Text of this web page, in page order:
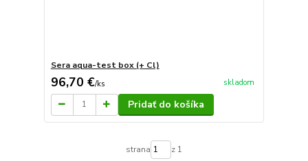
Sera aqua-test box (+ Cl)
96,70 €/ks skladom
Pridať do košíka
strana z 1